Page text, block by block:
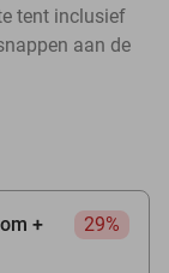
tent inclusief
aan de
+
29%